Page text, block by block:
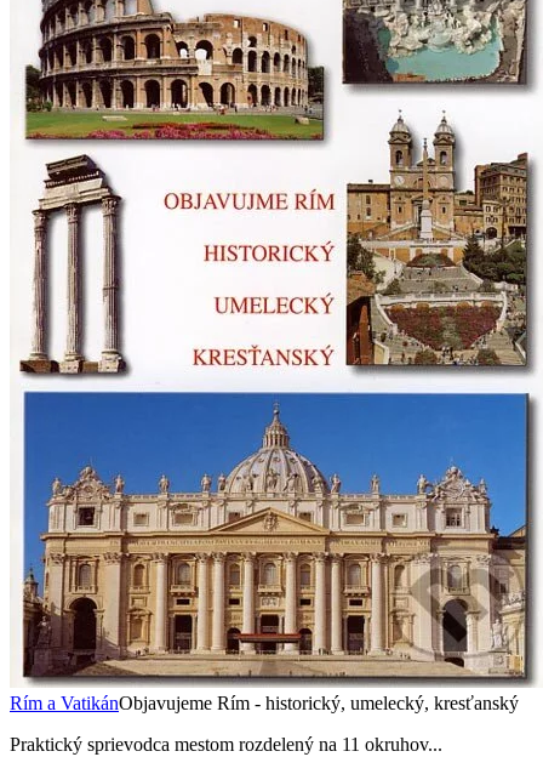
Rím a VatikánObjavujeme Rím - historický, umelecký, kresťanský
Praktický sprievodca mestom rozdelený na 11 okruhov...